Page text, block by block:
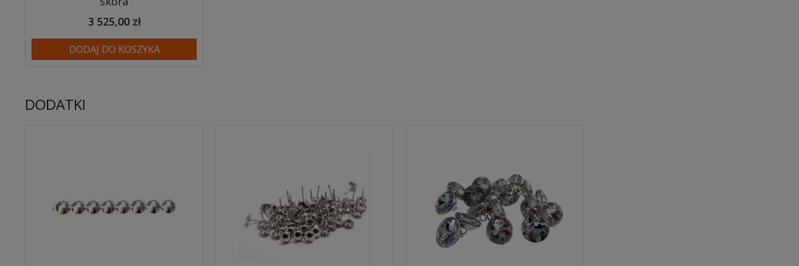
3 525,00 zł
DODAJ DO KOSZYKA
DODATKI